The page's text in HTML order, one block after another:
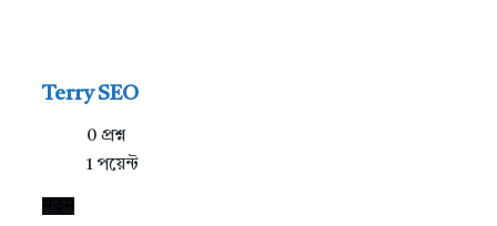
Terry SEO
0 প্রশ্ন
1পয়েন্ট